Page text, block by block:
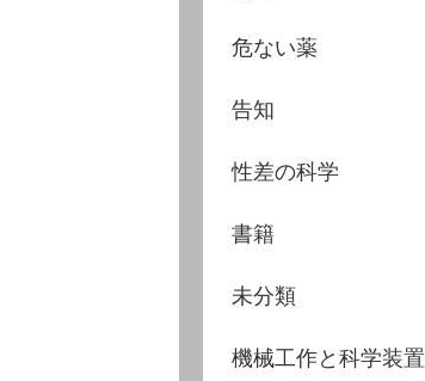
危ない薬
告知
性差の科学
書籍
未分類
機械工作と科学装置